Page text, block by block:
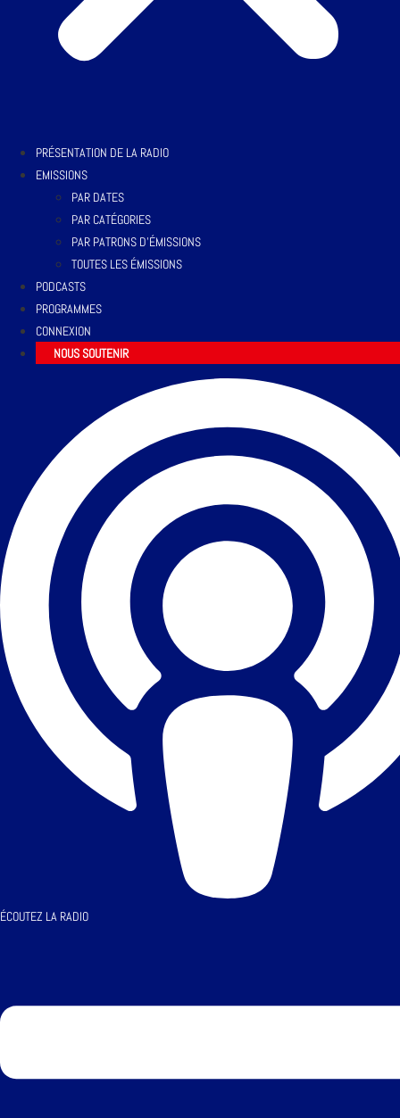
PRÉSENTATION DE LA RADIO
EMISSIONS
PAR DATES
PAR CATÉGORIES
PAR PATRONS D’ÉMISSIONS
TOUTES LES ÉMISSIONS
PODCASTS
PROGRAMMES
CONNEXION
NOUS SOUTENIR
ÉCOUTEZ LA RADIO